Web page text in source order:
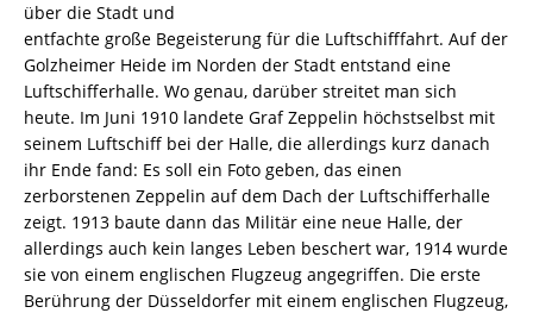
über die Stadt und
entfachte große Begeisterung für die Luftschifffahrt. Auf der
Golzheimer Heide im Norden der Stadt entstand eine
Luftschifferhalle. Wo genau, darüber streitet man sich
heute. Im Juni 1910 landete Graf Zeppelin höchstselbst mit
seinem Luftschiff bei der Halle, die allerdings kurz danach
ihr Ende fand: Es soll ein Foto geben, das einen
zerborstenen Zeppelin auf dem Dach der Luftschifferhalle
zeigt. 1913 baute dann das Militär eine neue Halle, der
allerdings auch kein langes Leben beschert war, 1914 wurde
sie von einem englischen Flugzeug angegriffen. Die erste
Berührung der Düsseldorfer mit einem englischen Flugzeug,